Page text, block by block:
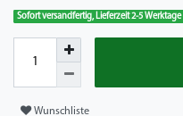
Sofort versandfertig, Lieferzeit 2-5 Werktage
Wunschliste